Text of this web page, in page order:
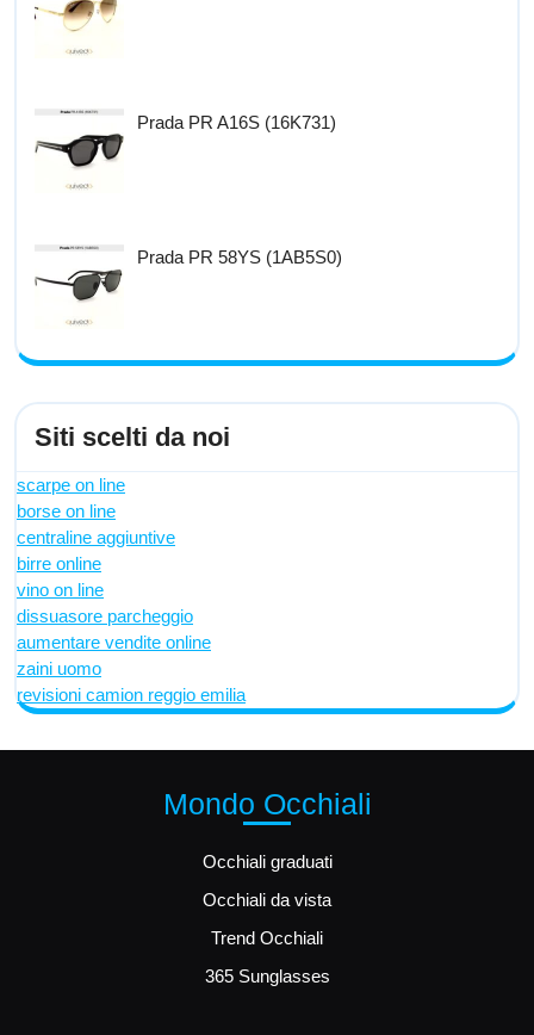
Prada PR A16S (16K731)
Prada PR 58YS (1AB5S0)
Siti scelti da noi
scarpe on line
borse on line
centraline aggiuntive
birre online
vino on line
dissuasore parcheggio
aumentare vendite online
zaini uomo
revisioni camion reggio emilia
Mondo Occhiali
Occhiali graduati
Occhiali da vista
Trend Occhiali
365 Sunglasses